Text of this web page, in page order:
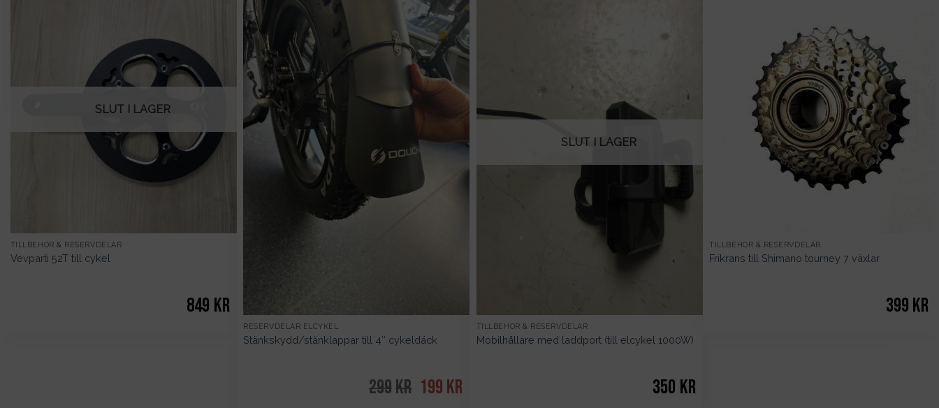
SLUT I LAGER
TILLBEHÖR & RESERVDELAR
Vevparti 52T till cykel
849 kr
RESERVDELAR ELCYKEL
Stänkskydd/stänklappar till 4″ cykeldäck
299kr Det
ursprungliga
199 kr
SLUT I LAGER
TILLBEHÖR & RESERVDELAR
Mobilhållare med laddport (till elcykel 1000W)
350 kr
TILLBEHÖR & RESERVDELAR
Frikrans till Shimano tourney 7 växlar
399 kr